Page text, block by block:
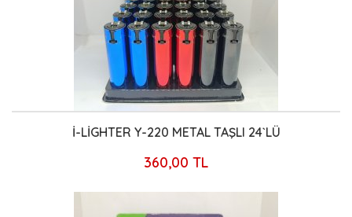
İ-LİGHTER Y-220 METAL TAŞLI 24`LÜ
360,00 TL